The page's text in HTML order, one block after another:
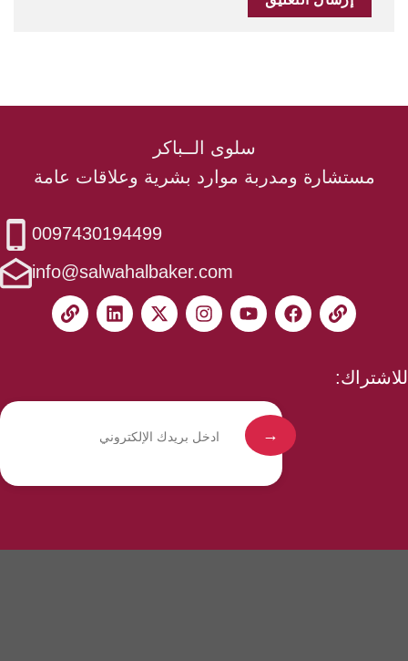
موارد بشرية وعلاقات عامة
0097430194499
info@salwahalbaker.com